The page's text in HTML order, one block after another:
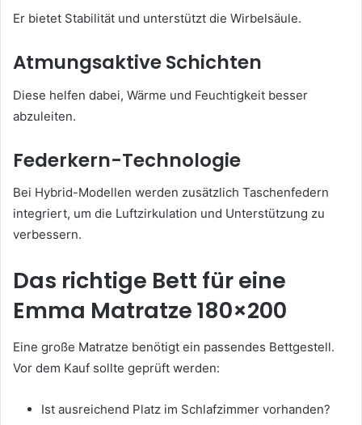
Er bietet Stabilität und unterstützt die Wirbelsäule.
Atmungsaktive Schichten
Diese helfen dabei, Wärme und Feuchtigkeit besser
abzuleiten.
Federkern-Technologie
Bei Hybrid-Modellen werden zusätzlich Taschenfedern
integriert, um die Luftzirkulation und Unterstützung zu
verbessern.
Das richtige Bett für eine
Emma Matratze 180×200
Eine große Matratze benötigt ein passendes Bettgestell.
Vor dem Kauf sollte geprüft werden:
Ist ausreichend Platz im Schlafzimmer vorhanden?